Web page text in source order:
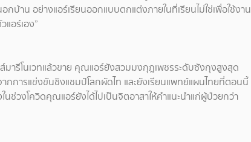
บ้าน อย่างแอร์เรียนออกแบบตกแต่งภายในที่เรียนไม่ใช่เพื่อใช้งาน
อร์เอง”
มารีโนเวทแล้วขาย คุณแอร์ยังสวมมงกุฎเพชรระดับซังกุงสูงสุด
ากการแข่งขันชิงแชมป์โลกผัดไท และยังเรียนแพทย์แผนไทยที่ตอนนี้
ช่วงโควิดคุณแอร์ยังได้ไปเป็นจิตอาสาให้คำแนะนำแก่ผู้ป่วยกว่า